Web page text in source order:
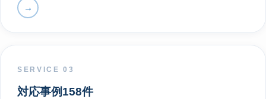
→
SERVICE 03
対応事例158件